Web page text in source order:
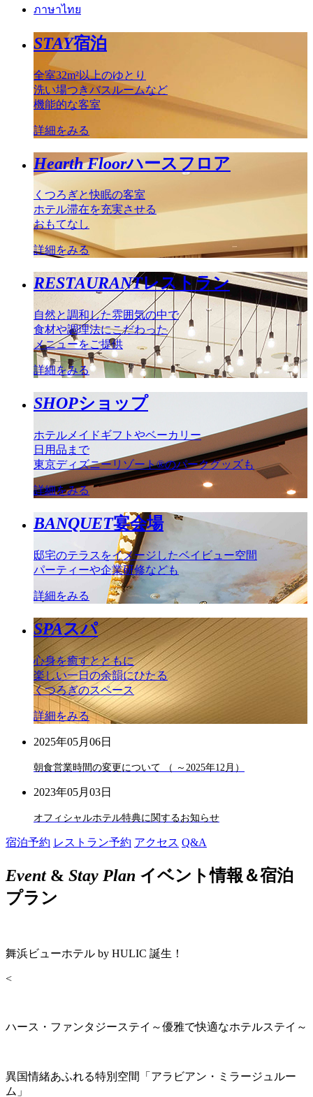
ภาษาไทย
STAY宿泊
全室32m²以上のゆとり
洗い場つきバスルームなど
機能的な客室
詳細をみる
Hearth Floorハースフロア
くつろぎと快眠の客室
ホテル滞在を充実させる
おもてなし
詳細をみる
RESTAURANTレストラン
自然と調和した雰囲気の中で
食材や調理法にこだわった
メニューをご提供
詳細をみる
SHOPショップ
ホテルメイドギフトやベーカリー
日用品まで
東京ディズニーリゾート®のパークグッズも
詳細をみる
BANQUET宴会場
邸宅のテラスをイメージしたベイビュー空間
パーティーや企業研修なども
詳細をみる
SPAスパ
心身を癒すとともに
楽しい一日の余韻にひたる
くつろぎのスペース
詳細をみる
2025年05月06日
朝食営業時間の変更について （ ～2025年12月）
2023年05月03日
オフィシャルホテル特典に関するお知らせ
宿泊予約 レストラン予約 アクセス Q&A
Event& Stay Plan イベント情報＆宿泊
プラン
舞浜ビューホテル by HULIC 誕生！
<
ハース・ファンタジーステイ～優雅で快適なホテルステイ～
異国情緒あふれる特別空間「アラビアン・ミラージュルー
ム」